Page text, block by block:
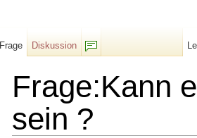
Frage:Kann
sein ?
Frage
Diskussion